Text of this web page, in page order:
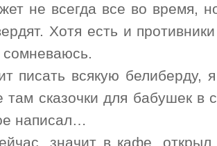
не всегда все во время,
Хотя есть и
сомневаюсь.
писать всякую белиберду,
там сказочки для бабушек в
написал…
значит в кафе, открыл